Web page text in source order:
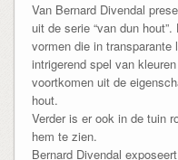
Van Bernard Divendal
uit de serie “van dun
vormen die in
intrigerend spel van
voortkomen uit de
hout.
Verder is er ook in de tuin
hem te zien.
Bernard Divendal